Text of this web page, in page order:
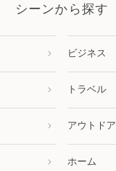
シーンから探す
ビジネス
トラベル
アウトドア
ホーム